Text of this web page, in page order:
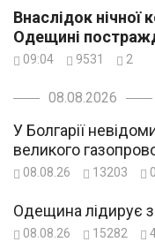
Внаслідок нічної
Одещині
09:04 9531 2
08.08.2026
У Болгарії
великого
08.08.26 13203 0
Одещина лідирує
08.08.26 15282